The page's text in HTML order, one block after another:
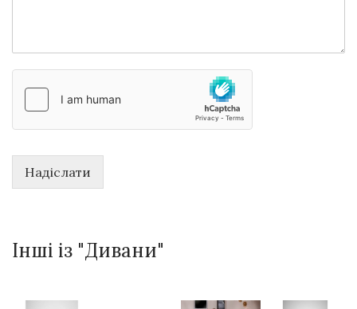
Надіслати
Інші із "Дивани"